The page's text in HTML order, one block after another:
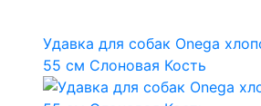
Удавка для собак Onega
55 см Слоновая Кость